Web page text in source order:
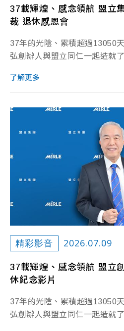
37載輝煌、感念領航 盟立
裁 退休感恩會
37年的光陰、累積超過13050
弘創辦人與盟立同仁一起造就
了解更多
精彩影音 2026.07.09
37載輝煌、感念領航 盟立
休紀念影片
37年的光陰、累積超過13050
弘創辦人與盟立同仁一起造就